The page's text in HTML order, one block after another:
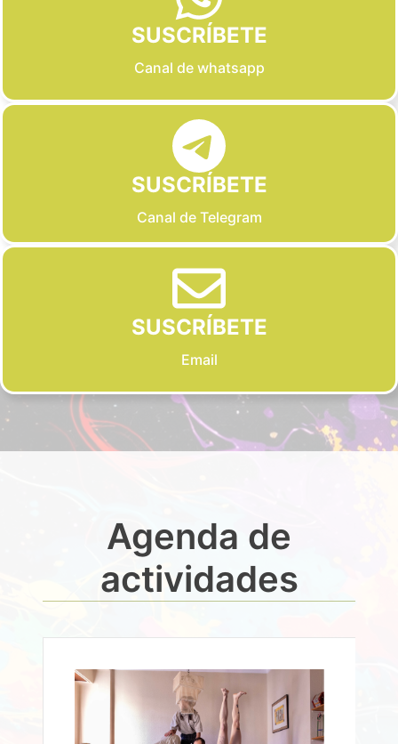
SUSCRÍBETE
Canal de whatsapp
SUSCRÍBETE
Canal de Telegram
SUSCRÍBETE
Email
Agenda de
actividades